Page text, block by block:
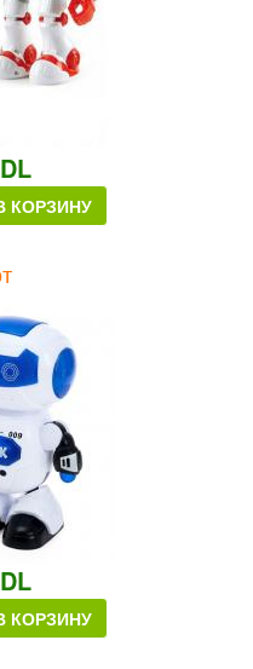
КОРЗИНУ
КОРЗИНУ